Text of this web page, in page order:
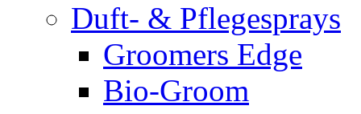
Duft- & Pflegesprays
Groomers Edge
Bio-Groom